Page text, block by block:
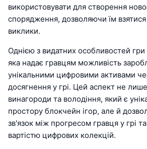
використовувати для створення
спорядження, дозволяючи їм взятися
виклики.
Однією з видатних особливостей гри
яка надає гравцям можливість
унікальними цифровими активами
досягнення у грі. Цей аспект не
винагороди та володіння, який є
простору блокчейн ігор, але й
зв'язок між прогресом гравця у грі
вартістю цифрових колекцій.